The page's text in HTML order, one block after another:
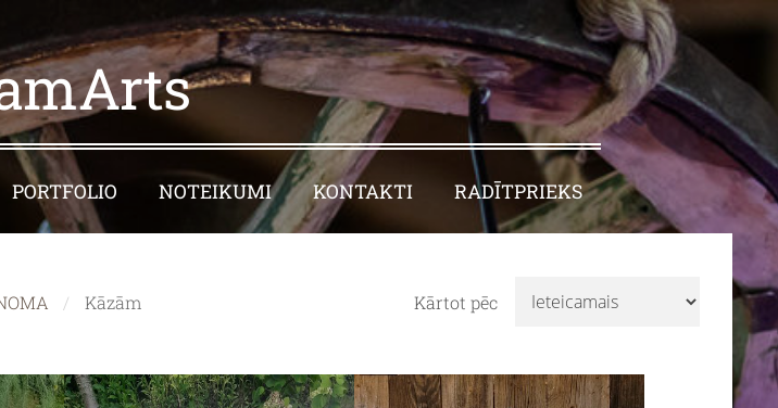
PORTFOLIO NOTEIKUMI KONTAKTI RADĪTPRIEKS
Kāzām Kārtot pēc